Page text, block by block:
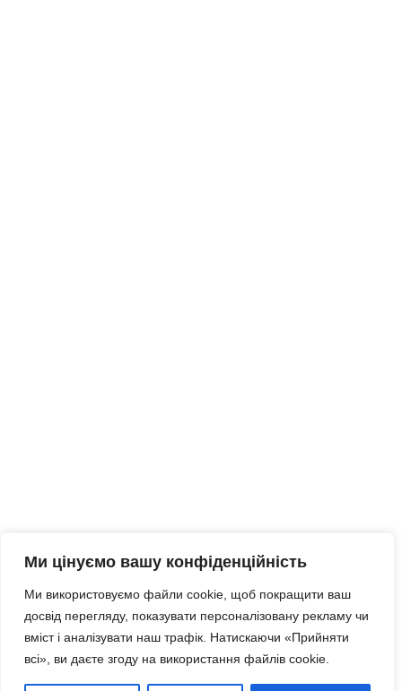
Ми цінуємо вашу конфіденційність
Ми використовуємо файли cookie, щоб покращити ваш
досвід перегляду, показувати персоналізовану рекламу чи
вміст і аналізувати наш трафік. Натискаючи «Прийняти
всі», ви даєте згоду на використання файлів cookie.